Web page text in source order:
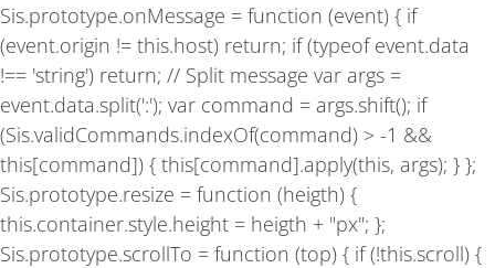
Sis.prototype.onMessage = function (event) { if
(event.origin != this.host) return; if (typeof event.data
!== 'string') return; // Split message var args =
event.data.split(':'); var command = args.shift(); if
(Sis.validCommands.indexOf(command) > -1 &&
this[command]) { this[command].apply(this, args); } };
Sis.prototype.resize = function (heigth) {
this.container.style.height = heigth + "px"; };
Sis.prototype.scrollTo = function (top) { if (!this.scroll) {